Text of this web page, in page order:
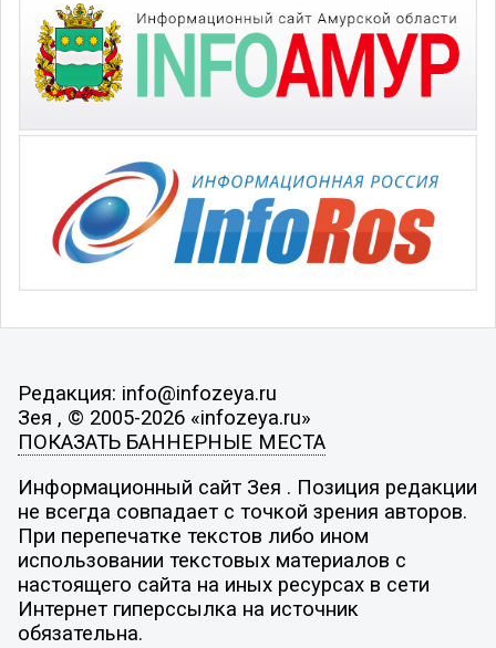
Редакция: info@infozeya.ru
Зея , © 2005-2026 «infozeya.ru»
ПОКАЗАТЬ БАННЕРНЫЕ МЕСТА
Информационный сайт Зея . Позиция редакции
не всегда совпадает с точкой зрения авторов.
При перепечатке текстов либо ином
использовании текстовых материалов с
настоящего сайта на иных ресурсах в сети
Интернет гиперссылка на источник
обязательна.